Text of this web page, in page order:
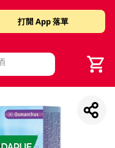
打開 App 落單